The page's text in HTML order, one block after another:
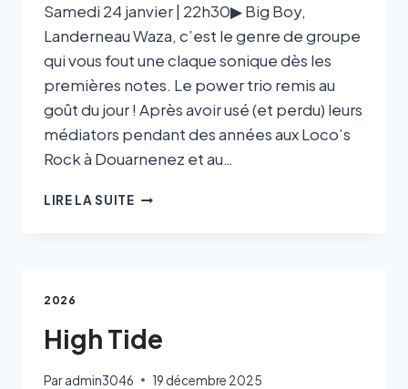
Samedi 24 janvier | 22h30▶ Big Boy,
Landerneau Waza, c’est le genre de groupe
qui vous fout une claque sonique dès les
premières notes. Le power trio remis au
goût du jour ! Après avoir usé (et perdu) leurs
médiators pendant des années aux Loco’s
Rock à Douarnenez et au…
LIRE LA SUITE
2026
High Tide
Par admin3046 19 décembre 2025